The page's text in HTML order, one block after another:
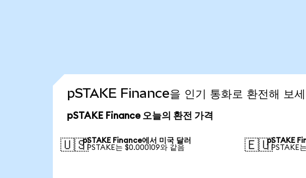
pSTAKE Finance을 인기 통화로 환전해 보
pSTAKE Finance 오늘의 환전 가격
🇺🇸pSTAKE Finance에서 미국 달러
1 PSTAKE는 $0.000109와 같음
🇪🇺pSTAKE
1 PSTAKE